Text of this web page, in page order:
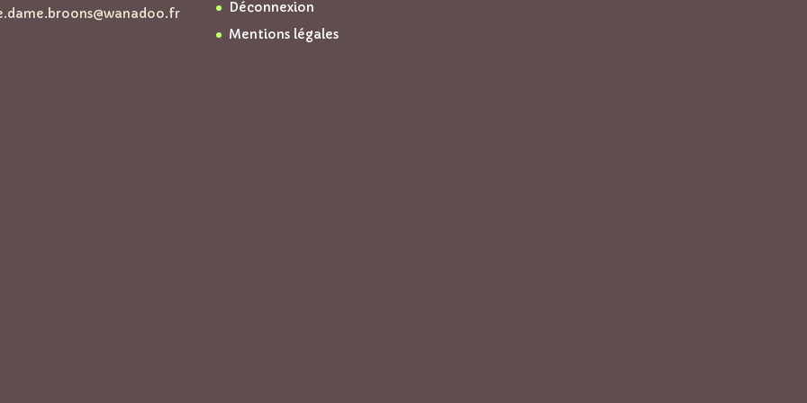
Déconnexion
Mentions légales